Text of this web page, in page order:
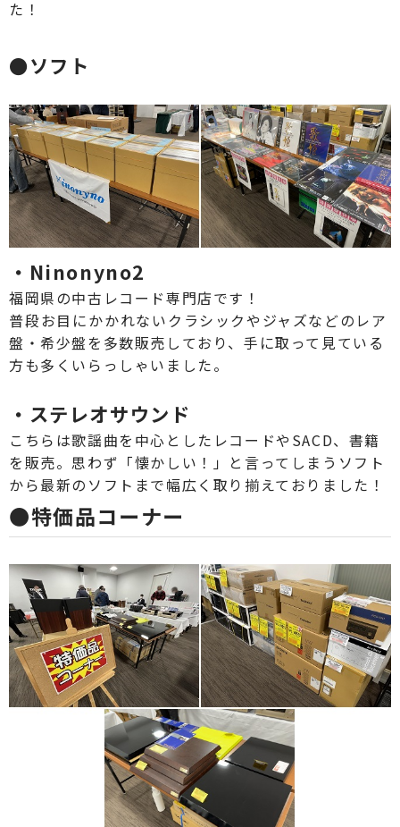
た！
●ソフト
・Ninonyno2
福岡県の中古レコード専門店です！
普段お目にかかれない クラシックやジャズなどのレア
盤・希少盤を多数販売しており、手に取って見ている
方も多くいらっしゃいました。
・ステレオサウンド
こちらは歌謡曲を中心としたレコードやSACD、書籍
を販売。思わず「懐かしい！」と言ってしまうソフト
から最新のソフトまで幅広く取り揃えておりました！
●特価品コーナー